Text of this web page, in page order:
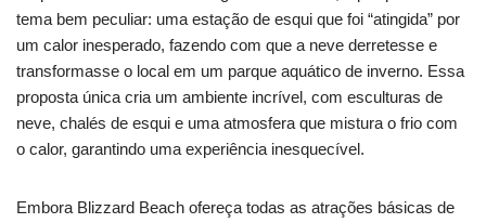
tema bem peculiar: uma estação de esqui que foi “atingida” por
um calor inesperado, fazendo com que a neve derretesse e
transformasse o local em um parque aquático de inverno. Essa
proposta única cria um ambiente incrível, com esculturas de
neve, chalés de esqui e uma atmosfera que mistura o frio com
o calor, garantindo uma experiência inesquecível.
Embora Blizzard Beach ofereça todas as atrações básicas de